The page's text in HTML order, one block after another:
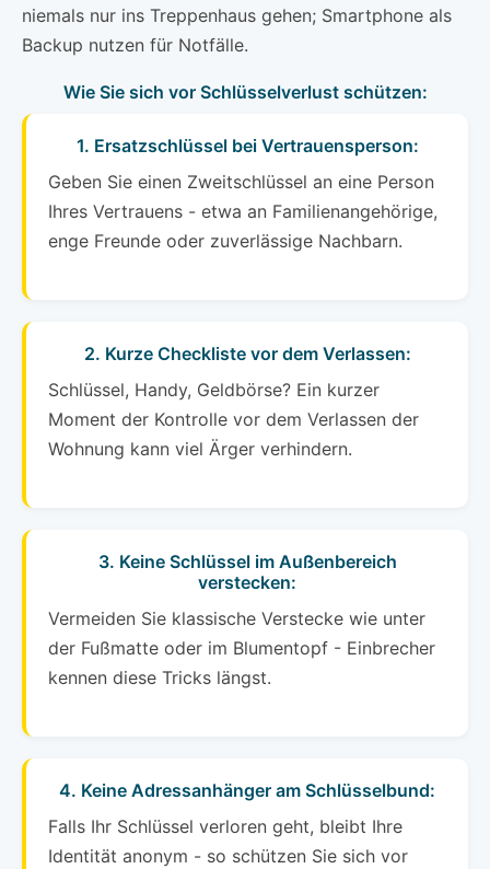
niemals nur ins Treppenhaus gehen; Smartphone als
Backup nutzen für Notfälle.
Wie Sie sich vor Schlüsselverlust schützen:
1. Ersatzschlüssel bei Vertrauensperson:
Geben Sie einen Zweitschlüssel an eine Person
Ihres Vertrauens - etwa an Familienangehörige,
enge Freunde oder zuverlässige Nachbarn.
2. Kurze Checkliste vor dem Verlassen:
Schlüssel, Handy, Geldbörse? Ein kurzer
Moment der Kontrolle vor dem Verlassen der
Wohnung kann viel Ärger verhindern.
3. Keine Schlüssel im Außenbereich
verstecken:
Vermeiden Sie klassische Verstecke wie unter
der Fußmatte oder im Blumentopf - Einbrecher
kennen diese Tricks längst.
4. Keine Adressanhänger am Schlüsselbund:
Falls Ihr Schlüssel verloren geht, bleibt Ihre
Identität anonym - so schützen Sie sich vor